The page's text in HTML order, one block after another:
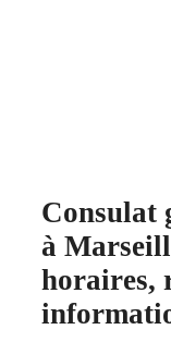
Consulat
à
horaires,